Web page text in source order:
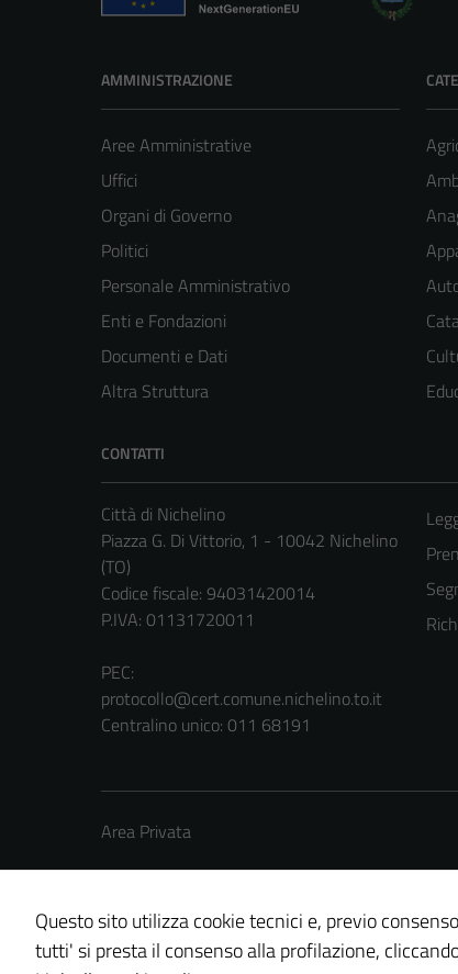
AMMINISTRAZIONE
Aree Amministrative
Uffici
Organi di Governo
Politici
Personale Amministrativo
Enti e Fondazioni
Documenti e Dati
Altra Struttura
CONTATTI
Città di Nichelino
Piazza G. Di Vittorio, 1 - 10042 Nichelino
(TO)
Codice fiscale: 94031420014
P.IVA: 01131720011
PEC:
protocollo@cert.comune.nichelino.to.it
Centralino unico: 011 68191
Area Privata
Credits: © Technical Design s.r.l.
Questo sito utilizza cookie tecnici e, previo
tutti' si presta il consenso alla profilazione,